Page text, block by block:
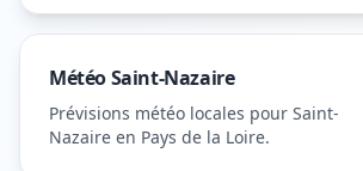
MétéoSaint-Nazaire
Prévisions météo locales pour Saint-
Nazaire en Pays de la Loire.